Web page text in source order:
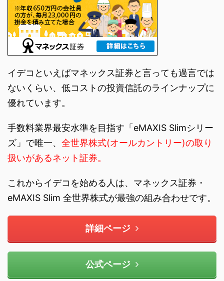
イデコといえばマネックス証券と言っても過言では
ないくらい、低コストの投資信託のラインナップに
優れています。
手数料業界最安水準を目指す「eMAXIS Slimシリー
ズ」で唯一、 全世界株式(オールカントリー)の取り
扱いがあるネット証券。
これからイデコを始める人は、マネックス証券・
eMAXIS Slim 全世界株式が最強の組み合わせです。
詳細ページ
公式ページ